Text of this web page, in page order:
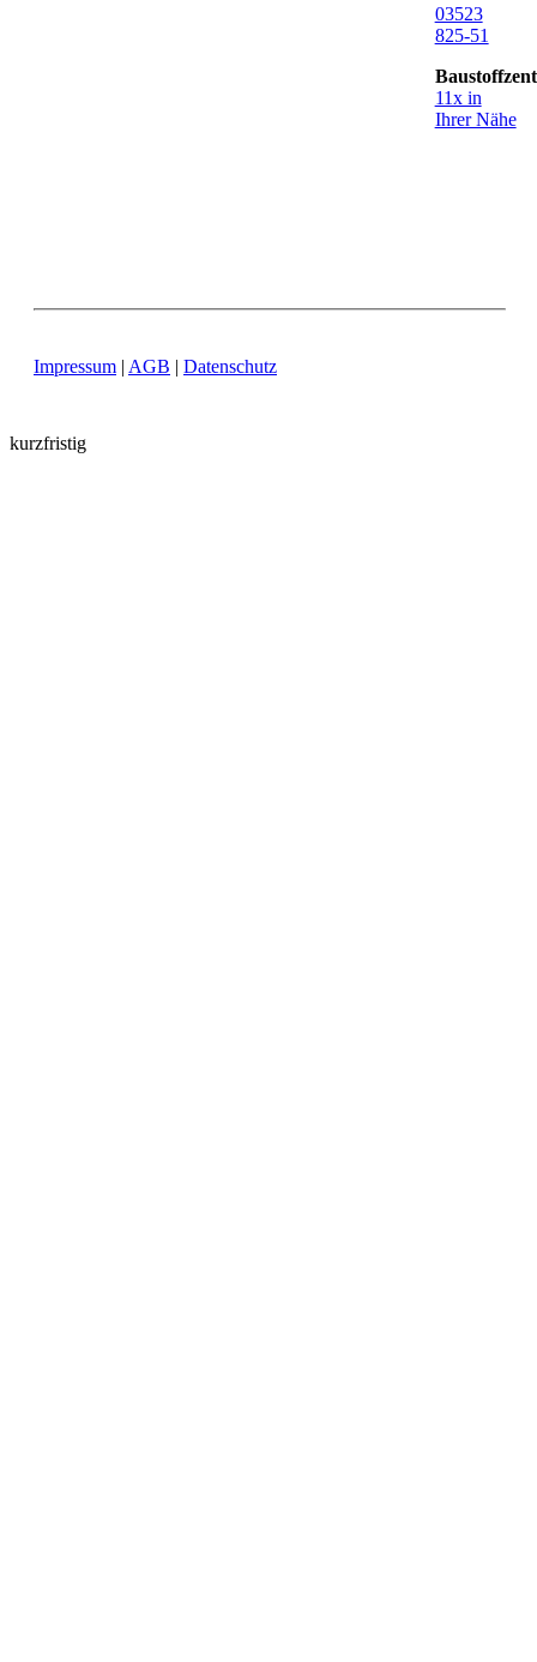
03523
825-51
11x in
Ihrer Nähe
Impressum | AGB | Datenschutz
kurzfristig